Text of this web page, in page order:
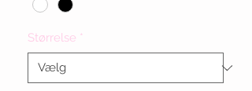
Størrelse *